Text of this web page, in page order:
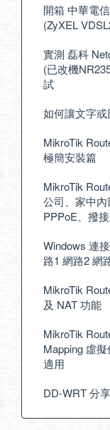
開箱 中華電
(ZyXEL
實測 磊科
(已改機
試
如何讓文字
MikroTik
極簡安裝篇
MikroTik
公司、家中內
PPPoE、撥
Windows 連
路1 網路2 網
MikroTik
及 NAT 功能
MikroTik
Mapping 虛
適用
DD-WRT 分